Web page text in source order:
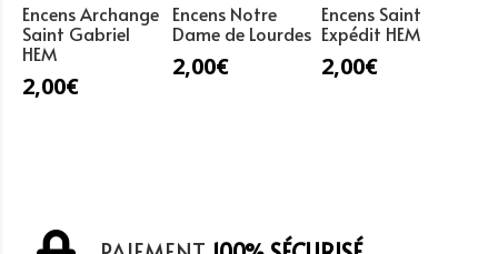
Encens Archange
Saint Gabriel
HEM
2,00€
Encens Notre
Dame de Lourdes
2,00€
Encens Saint
Expédit HEM
2,00€